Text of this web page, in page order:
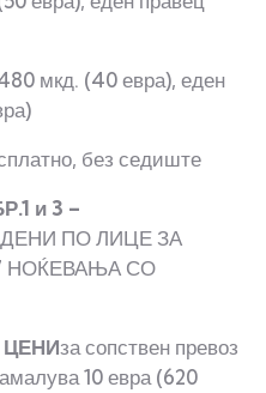
мкд. (40 евра), еден
без седиште
и 3 –
ПО ЛИЦЕ ЗА
НОЌЕВАЊА СО
за сопствен превоз
10 евра (620